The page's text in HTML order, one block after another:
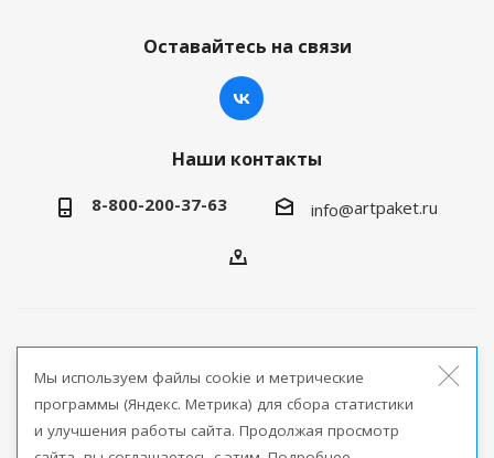
Оставайтесь на связи
Наши контакты
8-800-200-37-63 info@artpaket.ru
продукции
Версия для печати
Мы используем файлы cookie и метрические
программы (Яндекс. Метрика) для сбора статистики
и улучшения работы сайта. Продолжая просмотр